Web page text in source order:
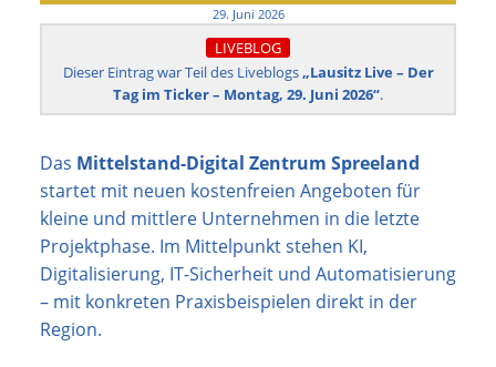
29. Juni 2026
LIVEBLOG
Dieser Eintrag war Teil des Liveblogs„Lausitz Live – Der
Tag im Ticker – Montag, 29. Juni 2026“.
Das Mittelstand-Digital Zentrum Spreeland
startet mit neuen kostenfreien Angeboten für
kleine und mittlere Unternehmen in die letzte
Projektphase. Im Mittelpunkt stehen KI,
Digitalisierung, IT-Sicherheit und Automatisierung
– mit konkreten Praxisbeispielen direkt in der
Region.